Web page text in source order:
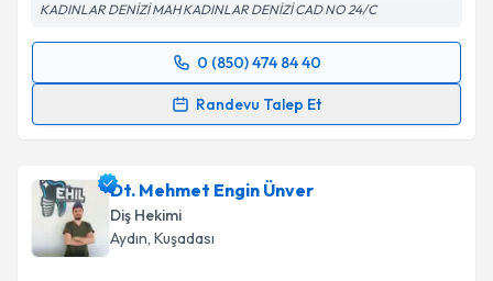
KADINLAR DENİZİ MAH KADINLAR DENİZİ CAD NO 24/C
0 (850) 474 84 40
Randevu Talep Et
Randevu Takvimi Talebi
takvim hazırlandığında e-posta ile bilgilendireceğiz.
E-posta Adresiniz
Dt. Mehmet Engin Ünver
Diş Hekimi
Aydın, Kuşadası